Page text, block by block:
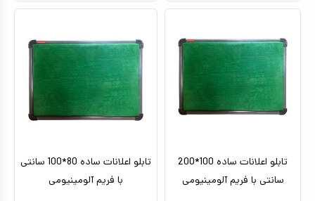
تابلو اعلانات ساده 100*200
سانتی با فریم آلومینیومی
تابلو اعلانات ساده 80*100 سانتی
با فریم آلومینیومی